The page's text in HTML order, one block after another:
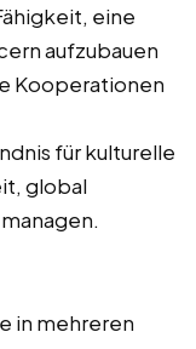
eine
aufzubauen
Kooperationen
für kulturelle
global
in mehreren